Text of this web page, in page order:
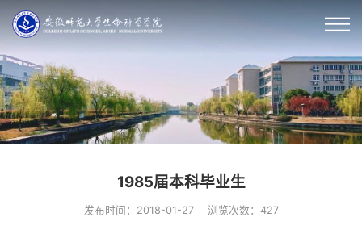
1985届本科毕业生
发布时间：2018-01-27 浏览次数： 427